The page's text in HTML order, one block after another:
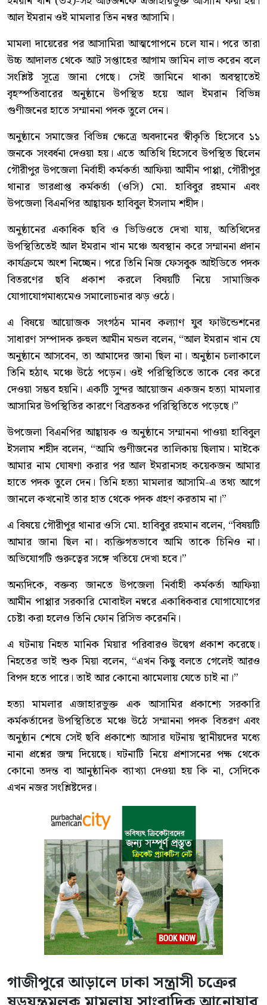
আল ইমরান ওই মামলার তিন নম্বর আসামি।
মামলা দায়েরের পর আসামিরা আত্মগোপনে চলে যান। পরে তারা
উচ্চ আদালত থেকে আট সপ্তাহের আগাম জামিন লাভ করেন বলে
সংশ্লিষ্ট সূত্রে জানা গেছে। সেই জামিনে থাকা অবস্থাতেই
বৃহস্পতিবারের অনুষ্ঠানে উপস্থিত হয়ে আল ইমরান বিভিন্ন
গুণীজনের হাতে সম্মাননা পদক তুলে দেন।
অনুষ্ঠানে সমাজের বিভিন্ন ক্ষেত্রে অবদানের স্বীকৃতি হিসেবে ১১
জনকে সংবর্ধনা দেওয়া হয়। এতে অতিথি হিসেবে উপস্থিত ছিলেন
গৌরীপুর উপজেলা নির্বাহী কর্মকর্তা আফিয়া আমীন পাপ্পা, গৌরীপুর
থানার ভারপ্রাপ্ত কর্মকর্তা (ওসি) মো. হাবিবুর রহমান এবং
উপজেলা বিএনপির আহ্বায়ক হাবিবুল ইসলাম শহীদ।
অনুষ্ঠানের একাধিক ছবি ও ভিডিওতে দেখা যায়, অতিথিদের
উপস্থিতিতেই আল ইমরান খান মঞ্চে অবস্থান করে সম্মাননা প্রদান
কার্যক্রমে অংশ নিচ্ছেন। পরে তিনি নিজ ফেসবুক আইডিতে পদক
বিতরণের ছবি প্রকাশ করলে বিষয়টি নিয়ে সামাজিক
যোগাযোগমাধ্যমেও সমালোচনার ঝড় ওঠে।
এ বিষয়ে আয়োজক সংগঠন মানব কল্যাণ যুব ফাউন্ডেশনের
সাধারণ সম্পাদক রুহুল আমীন মন্ডল বলেন, “আল ইমরান খান যে
অনুষ্ঠানে আসবেন, তা আমাদের জানা ছিল না। অনুষ্ঠান চলাকালে
তিনি হঠাৎ মঞ্চে উঠে পড়েন। ওই পরিস্থিতিতে তাকে বের করে
দেওয়া সম্ভব হয়নি। একটি সুন্দর আয়োজন একজন হত্যা মামলার
আসামির উপস্থিতির কারণে বিব্রতকর পরিস্থিতিতে পড়েছে।”
উপজেলা বিএনপির আহ্বায়ক ও অনুষ্ঠানে সম্মাননা পাওয়া হাবিবুল
ইসলাম শহীদ বলেন, “আমি গুণীজনের তালিকায় ছিলাম। মাইকে
আমার নাম ঘোষণা করার পর আল ইমরানসহ কয়েকজন আমার
হাতে পদক তুলে দেন। তিনি হত্যা মামলার আসামি-এ তথ্য আগে
জানলে কখনোই তার হাত থেকে পদক গ্রহণ করতাম না।”
এ বিষয়ে গৌরীপুর থানার ওসি মো. হাবিবুর রহমান বলেন, “বিষয়টি
আমার জানা ছিল না। ব্যক্তিগতভাবে আমি তাকে চিনিও না।
অভিযোগটি গুরুত্বের সঙ্গে খতিয়ে দেখা হবে।”
অন্যদিকে, বক্তব্য জানতে উপজেলা নির্বাহী কর্মকর্তা আফিয়া
আমীন পাপ্পার সরকারি মোবাইল নম্বরে একাধিকবার যোগাযোগের
চেষ্টা করা হলেও তিনি ফোন রিসিভ করেননি।
এ ঘটনায় নিহত মানিক মিয়ার পরিবারও উদ্বেগ প্রকাশ করেছে।
নিহতের ভাই শুক মিয়া বলেন, “এখন কিছু বলতে গেলেই আরও
বিপদ হতে পারে। তাই আর কোনো ঝামেলায় যেতে চাই না।”
হত্যা মামলার এজাহারভুক্ত এক আসামির প্রকাশ্যে সরকারি
কর্মকর্তাদের উপস্থিতিতে মঞ্চে উঠে সম্মাননা পদক বিতরণ এবং
অনুষ্ঠান শেষে সেই ছবি প্রকাশ্যে আসার ঘটনায় স্থানীয়দের মধ্যে
নানা প্রশ্নের জন্ম দিয়েছে। ঘটনাটি নিয়ে প্রশাসনের পক্ষ থেকে
কোনো তদন্ত বা আনুষ্ঠানিক ব্যাখ্যা দেওয়া হয় কি না, সেদিকে
এখন নজর সংশ্লিষ্টদের।
গাজীপুরে আড়ালে ঢাকা সন্ত্রাসী চক্রের